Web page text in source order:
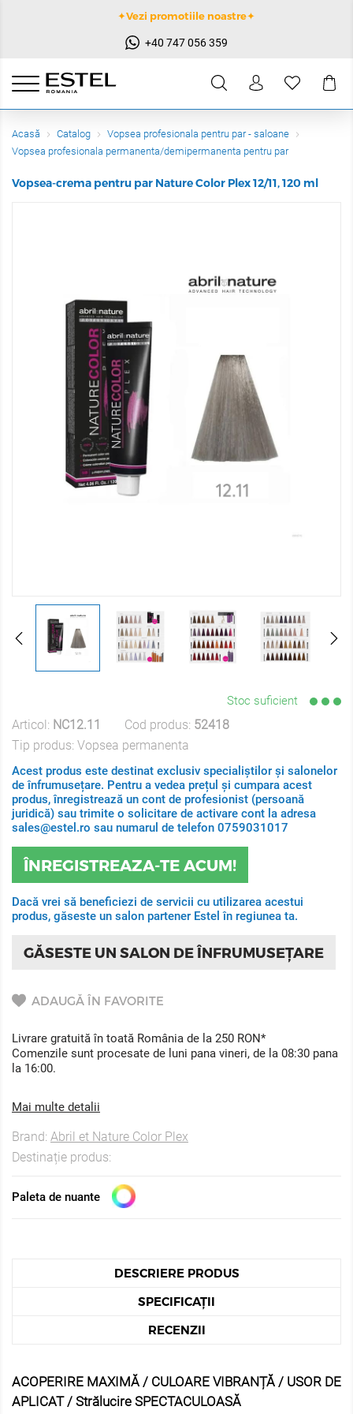
✦Vezi promotiile noastre✦
+40 747 056 359
Acasă Catalog
Vopsea profesionala pentru par - saloane
Vopsea profesionala permanenta/demipermanenta pentru par
Vopsea-crema pentru par Nature Color Plex 12/11, 120 ml
Stoc suficient
Articol: NC12.11 Cod produs: 52418
Tip produs: Vopsea permanenta
Acest produs este destinat exclusiv specialiștilor și salonelor
de înfrumusețare. Pentru a vedea prețul și cumpara acest
produs, înregistrează un cont de profesionist (persoană
juridică) sau trimite o solicitare de activare cont la adresa
sales@estel.ro sau numarul de telefon 0759031017
ÎNREGISTREAZA-TE ACUM!
Dacă vrei să beneficiezi de servicii cu utilizarea acestui
produs, găseste un salon partener Estel în regiunea ta.
GĂSESTE UN SALON DE ÎNFRUMUSEȚARE
ADAUGĂ ÎN FAVORITE
Livrare gratuită în toată România de la 250 RON*
Comenzile sunt procesate de luni pana vineri, de la 08:30 pana
la 16:00.
Mai multe detalii
Brand: Abril et Nature Color Plex
Destinație produs:
Paleta de nuante
DESCRIERE PRODUS
SPECIFICAȚII
RECENZII
ACOPERIRE MAXIMĂ / CULOARE VIBRANȚĂ / USOR DE
APLICAT / Strălucire SPECTACULOASĂ